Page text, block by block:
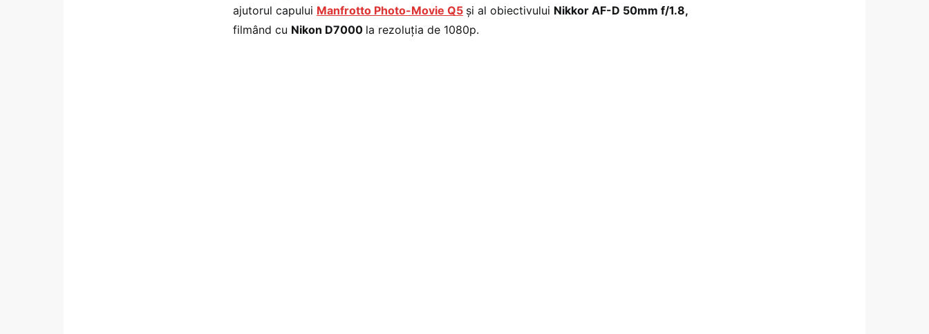
ajutorul capului Manfrotto Photo-Movie Q5 și al obiectivului Nikkor AF-D 50mm f/1.8,
filmând cu Nikon D7000 la rezoluția de 1080p.